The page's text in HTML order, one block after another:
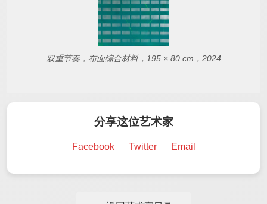
双重节奏，布面综合材料，195 × 80 cm，2024
分享这位艺术家
Facebook Twitter Email